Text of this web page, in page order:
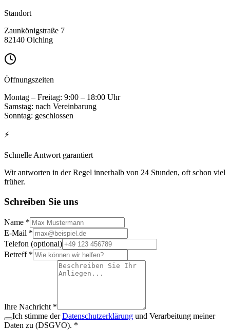
Standort
Zaunkönigstraße 7
82140 Olching
Öffnungszeiten
Montag – Freitag: 9:00 – 18:00 Uhr
Samstag: nach Vereinbarung
Sonntag: geschlossen
⚡
Schnelle Antwort garantiert
Wir antworten in der Regel innerhalb von 24 Stunden, oft schon viel
früher.
Schreiben Sie uns
Name *
E-Mail *
Telefon (optional)
Betreff *
Ihre Nachricht *
Ich stimme der Datenschutzerklärung und Verarbeitung meiner
Daten zu (DSGVO). *